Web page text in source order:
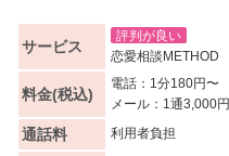
サービス
評判が良い
恋愛相談METHOD
料金(税込)
電話：1分180円〜
メール：1通3,000円
通話料 利用者負担